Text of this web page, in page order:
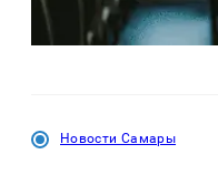
Новости Самары